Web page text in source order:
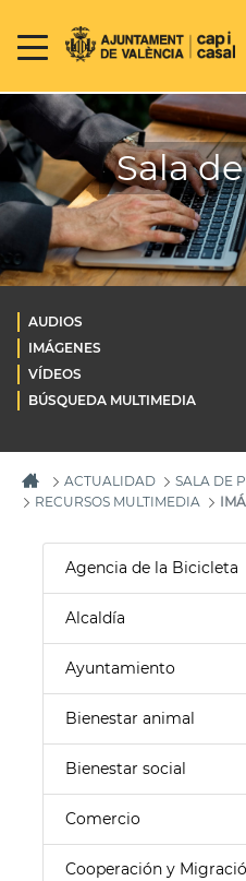
Sala
AUDIOS
IMÁGENES
VÍDEOS
BÚSQUEDA MULTIMEDIA
ACTUALIDAD
SALA DE
RECURSOS MULTIMEDIA
Agencia de la Bicicleta
Alcaldía
Ayuntamiento
Bienestar animal
Bienestar social
Comercio
Cooperación y